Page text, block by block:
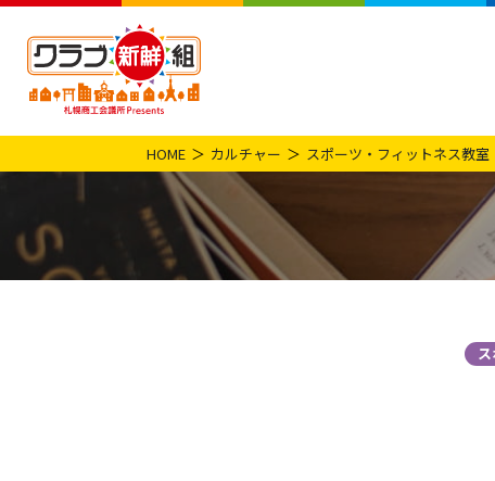
HOME カルチャー スポーツ・フィットネス教室